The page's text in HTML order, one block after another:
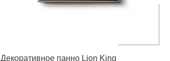
Декоративное панно Lion King